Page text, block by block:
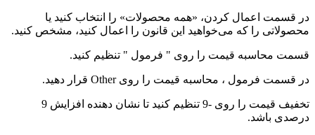
در قسمت اعمال کردن، «همه محصولات» را انتخاب کنید یا
محصولاتی را که می‌خواهید این قانون را اعمال کنید، مشخص کنید.
قسمت محاسبه قیمت را روی " فرمول " تنظیم کنید.
در قسمت فرمول ، محاسبه قیمت را روی Other قرار دهید.
تخفیف قیمت را روی -9 تنظیم کنید تا نشان دهنده افزایش 9
درصدی باشد.